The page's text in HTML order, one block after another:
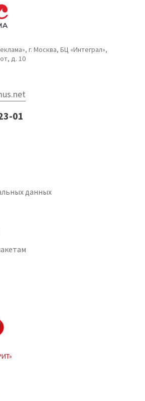
г. Москва, БЦ «Интеграл»,
д. 10
01
данных